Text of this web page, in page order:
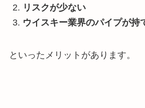
リスクが少ない
ウイスキー業界のパイプが持
といったメリットがあります。